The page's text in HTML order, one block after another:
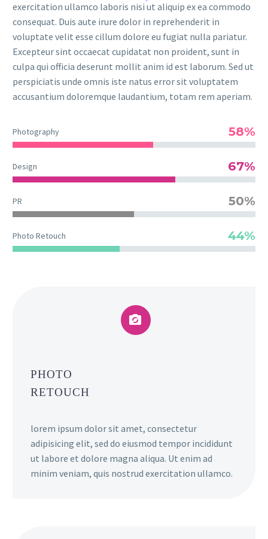
exercitation ullamco laboris nisi ut aliquip ex ea commodo
consequat. Duis aute irure dolor in reprehenderit in
voluptate velit esse cillum dolore eu fugiat nulla pariatur.
Excepteur sint occaecat cupidatat non proident, sunt in
culpa qui officia deserunt mollit anim id est laborum. Sed ut
perspiciatis unde omnis iste natus error sit voluptatem
accusantium doloremque laudantium, totam rem aperiam.
Photography 58%
Design 67%
PR 50%
Photo Retouch 44%


PHOTO
RETOUCH
lorem ipsum dolor sit amet, consectetur
adipisicing elit, sed do eiusmod tempor incididunt
ut labore et dolore magna aliqua. Ut enim ad
minim veniam, quis nostrud exercitation ullamco.